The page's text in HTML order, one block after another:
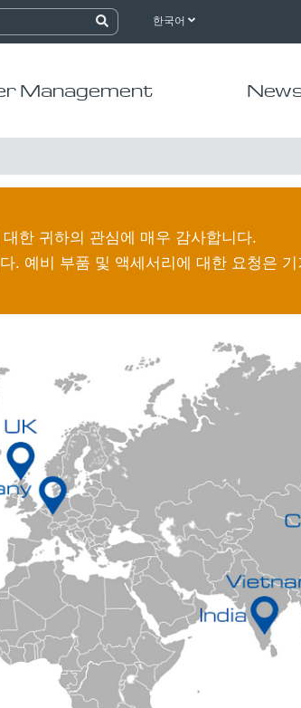
한국어
Management
한 귀하의 관심에 매우 감사합니다.
. 예비 부품 및 액세서리에 대한 요청은